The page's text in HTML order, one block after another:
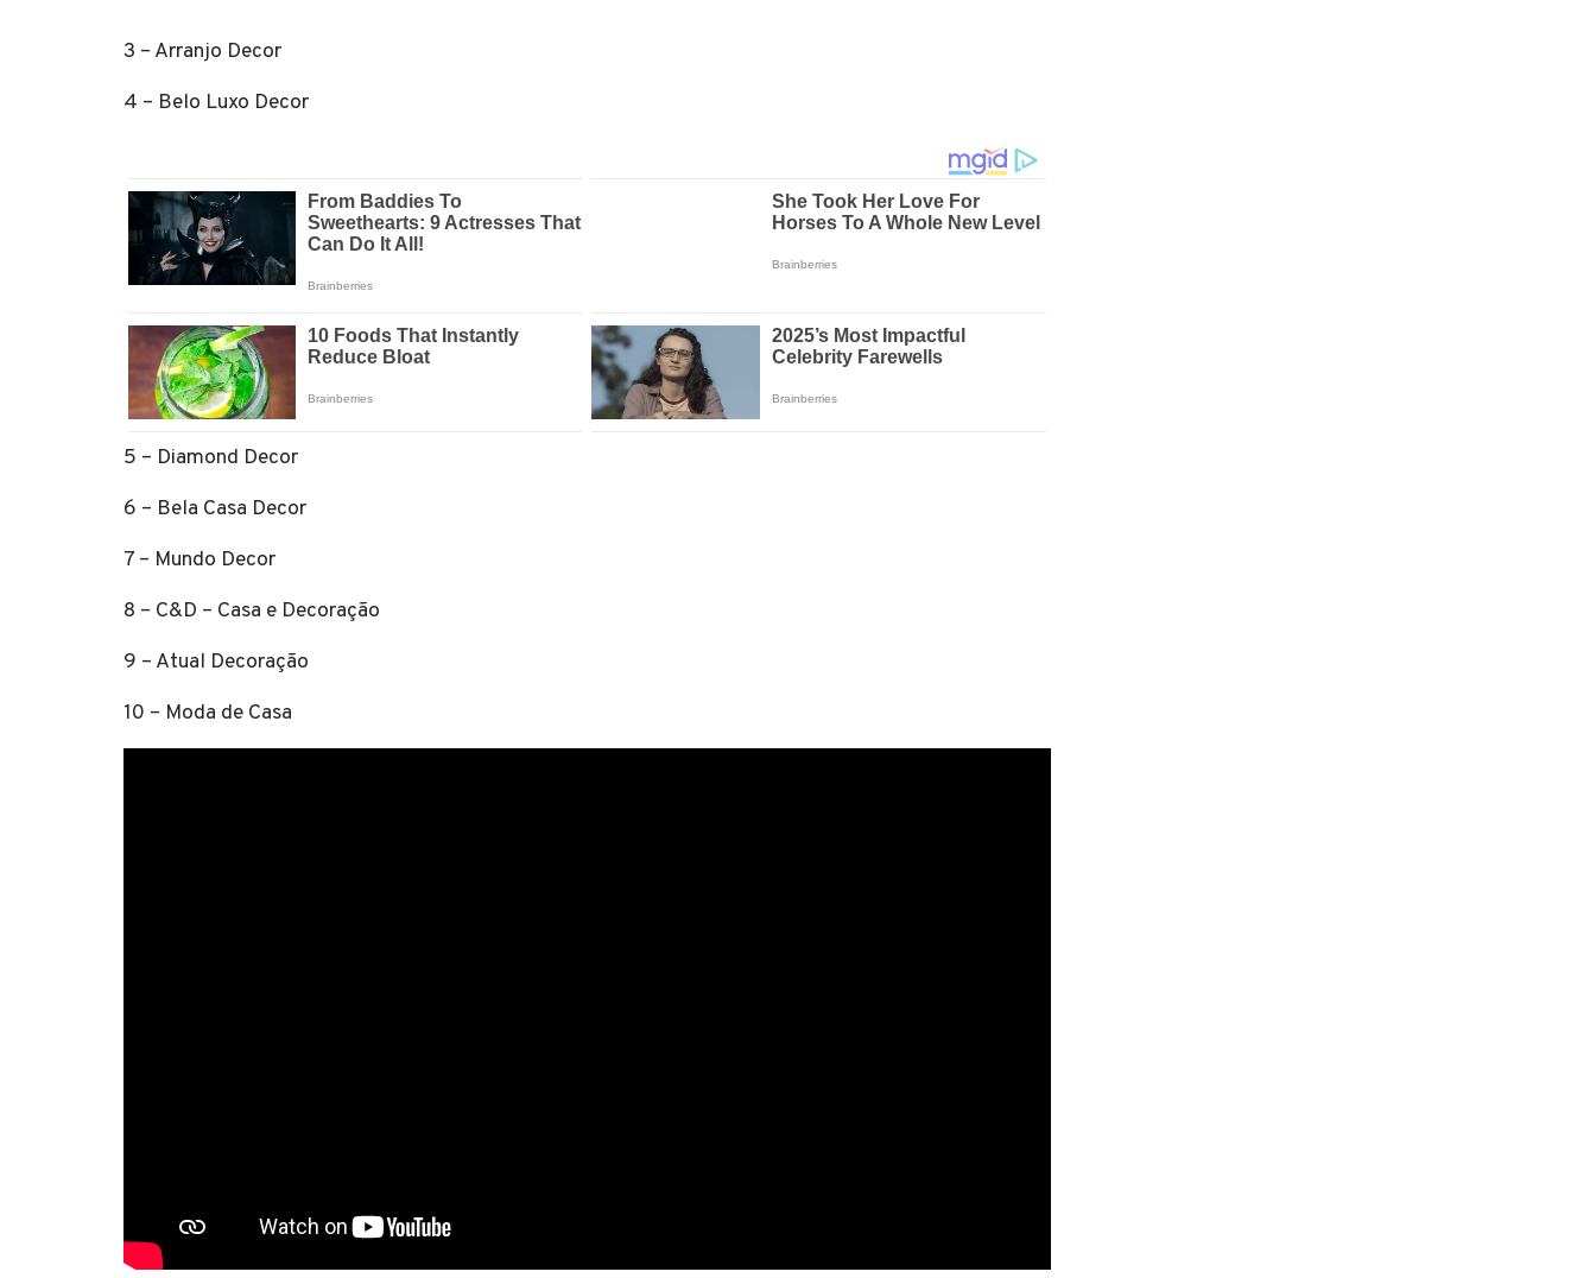
3 – Arranjo Decor
4 – Belo Luxo Decor
5 – Diamond Decor
6 – Bela Casa Decor
7 – Mundo Decor
8 – C&D – Casa e Decoração
9 – Atual Decoração
10 – Moda de Casa